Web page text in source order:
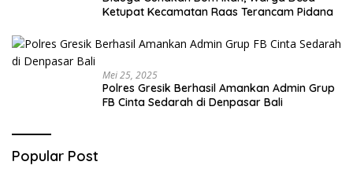
Ketupat Kecamatan Raas Terancam Pidana
Mei 25, 2025
Polres Gresik Berhasil Amankan Admin Grup
FB Cinta Sedarah di Denpasar Bali
Popular Post